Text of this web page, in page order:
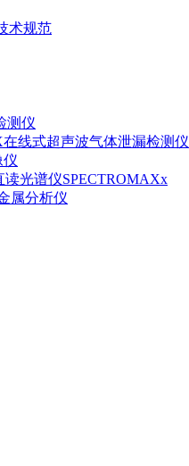
术规范
测仪
线式超声波气体泄漏检测仪
仪
读光谱仪SPECTROMAXx
属分析仪